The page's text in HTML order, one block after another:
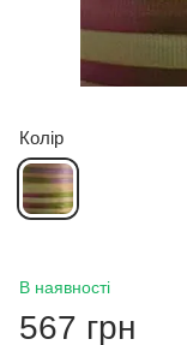
Колір
В наявності
567 грн